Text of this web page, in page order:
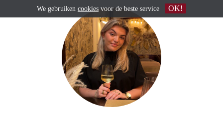
We gebruiken cookies voor de beste service OK!